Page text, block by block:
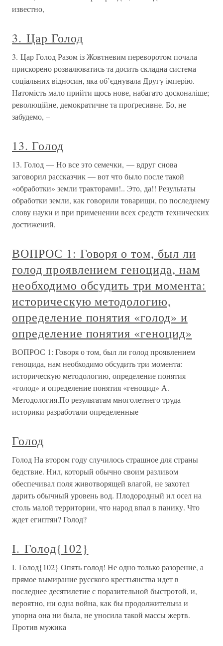
известно,
3. Цар Голод
3. Цар Голод Разом із Жовтневим переворотом почала
прискорено розвалюватись та досить складна система
соціальних відносин, яка об’єднувала Другу імперію.
Натомість мало прийти щось нове, набагато досконаліше;
революційне, демократичне та проґресивне. Бо, не
забудемо, –
13. Голод
13. Голод — Но все это семечки, — вдруг снова
заговорил рассказчик — вот что было после такой
«обработки» земли тракторами!.. Это, да!! Результаты
обработки земли, как говорили товарищи, по последнему
слову науки и при применении всех средств технических
достижений,
ВОПРОС 1: Говоря о том, был ли
голод проявлением геноцида, нам
необходимо обсудить три момента:
историческую методологию,
определение понятия «голод» и
определение понятия «геноцид»
ВОПРОС 1: Говоря о том, был ли голод проявлением
геноцида, нам необходимо обсудить три момента:
историческую методологию, определение понятия
«голод» и определение понятия «геноцид» А.
Методология.По результатам многолетнего труда
историки разработали определенные
Голод
Голод На втором году случилось страшное для страны
бедствие. Нил, который обычно своим разливом
обеспечивал поля животворящей влагой, не захотел
дарить обычный уровень вод. Плодородный ил осел на
столь малой территории, что народ впал в панику. Что
ждет египтян? Голод?
I. Голод{102}
I. Голод{102} Опять голод! Не одно только разорение, а
прямое вымирание русского крестьянства идет в
последнее десятилетие с поразительной быстротой, и,
вероятно, ни одна война, как бы продолжительна и
упорна она ни была, не уносила такой массы жертв.
Против мужика